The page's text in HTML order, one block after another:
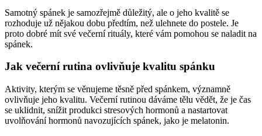
Samotný spánek je samozřejmě důležitý, ale o jeho kvalitě se
rozhoduje už nějakou dobu předtím, než ulehnete do postele. Je
proto dobré mít své večerní rituály, které vám pomohou se naladit na
spánek.
Jak večerní rutina ovlivňuje kvalitu spánku
Aktivity, kterým se věnujeme těsně před spánkem, významně
ovlivňuje jeho kvalitu. Večerní rutinou dáváme tělu vědět, že je čas
se uklidnit, snížit produkci stresových hormonů a nastartovat
uvolňování hormonů navozujících spánek, jako je melatonin.